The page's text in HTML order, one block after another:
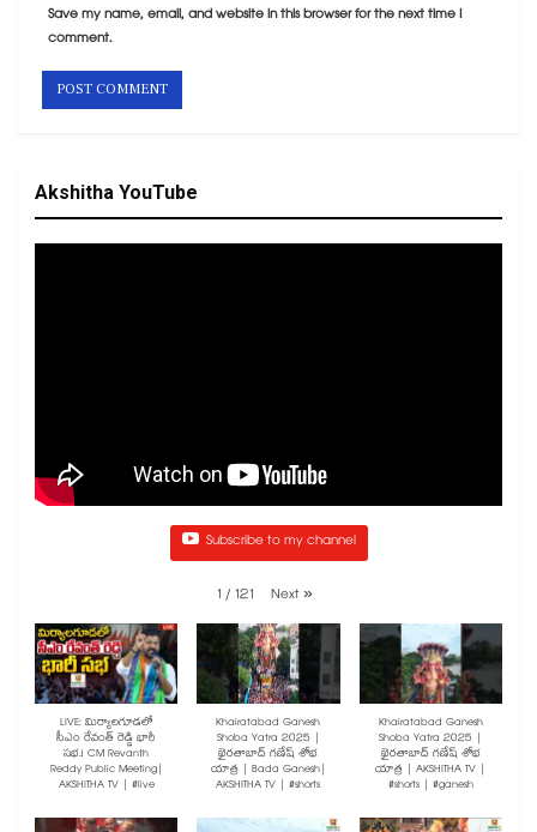
Save my name, email, and website in this browser for the next time I
comment.
Akshitha YouTube
Subscribe to my channel
1 /121 Next»
LIVE: మిర్యాలగూడలో
సీఎం రేవంత్ రెడ్డి భారీ
సభ.! CM Revanth
Reddy Public Meeting|
AKSHITHA TV | #live
Khairatabad Ganesh
Shoba Yatra 2025 |
ఖైరతాబాద్ గణేష్ శోభ
యాత్ర | Bada Ganesh|
AKSHITHA TV | #shorts
Khairatabad Ganesh
Shoba Yatra 2025 |
ఖైరతాబాద్ గణేష్ శోభ
యాత్ర | AKSHITHA TV |
#shorts | #ganesh